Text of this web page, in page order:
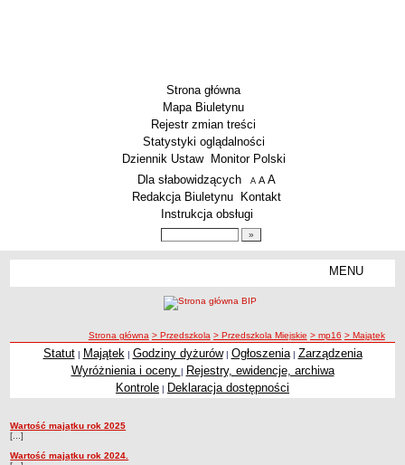
Strona główna
Mapa Biuletynu
Rejestr zmian treści
Statystyki oglądalności
Dziennik Ustaw
Monitor Polski
Menu dodatkowe
Dla słabowidzących A pomniejsz czcionkę
A standardowy rozmiar czcionki
A
Redakcja Biuletynu
Kontakt
Instrukcja obsługi
MENU
Zespoły Szkół
Techniczne Zakłady Naukowe
Przedszkola Miejskie
ścieżka nawigacji
Strona główna > Przedszkola > Przedszkola Miejskie > mp16 > Majątek
MajątekStatut| Majątek | Godziny dyżurów| Ogłoszenia| Zarządzenia
Wyróżnienia i oceny | Rejestry, ewidencje, archiwa
Kontrole | Deklaracja dostępności
Majątek
Wartość majątku rok 2025
[...]
Wartość majątku rok 2024.